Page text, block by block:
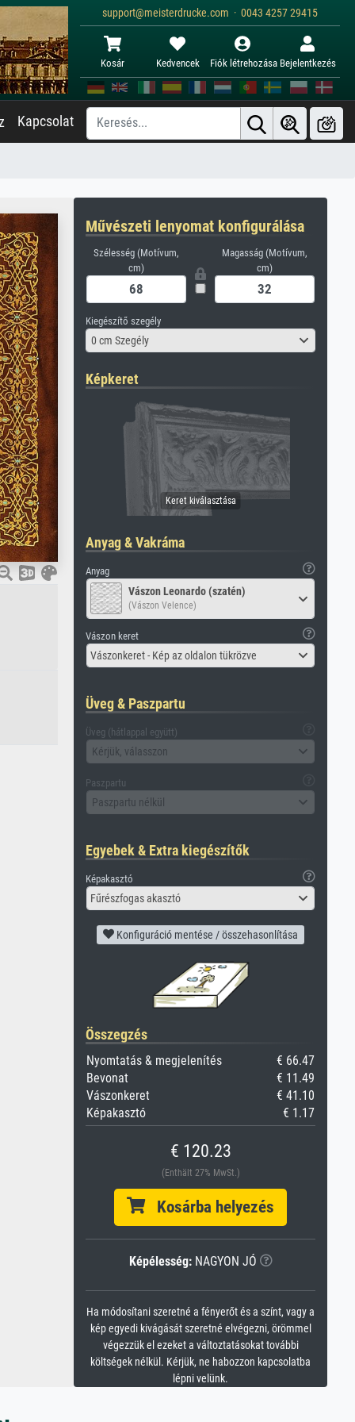
support@meisterdrucke.com · 0043 4257 29415
Kosár Kedvencek Fiók létrehozása Bejelentkezés
Kapcsolat
Művészeti lenyomat konfigurálása
Szélesség (Motívum,
cm)
Magasság (Motívum,
cm)
Kiegészítő szegély
0 cm Szegély
Képkeret
Anyag & Vakráma
Anyag
Vászon Leonardo (szatén)
(Vászon Velence)
Vászon keret
Vászonkeret - Kép az oldalon tükrözve
Üveg & Paszpartu
Üveg (hátlappal együtt)
Kérjük, válasszon
Paszpartu
Paszpartu nélkül
Egyebek & Extra kiegészítők
Képakasztó
Fűrészfogas akasztó
Konfiguráció mentése / összehasonlítása
Összegzés
Nyomtatás & megjelenítés
€ 66.47
Bevonat
€ 11.49
Vászonkeret
€ 41.10
Képakasztó
€ 1.17
€ 120.23
(Enthält 27% MwSt.)
Kosárba helyezés
Képélesség:NAGYON JÓ
Ha módosítani szeretné a fényerőt és a színt, vagy a
kép egyedi kivágását szeretné elvégezni, örömmel
végezzük el ezeket a változtatásokat további
költségek nélkül. Kérjük, ne habozzon kapcsolatba
lépni velünk.